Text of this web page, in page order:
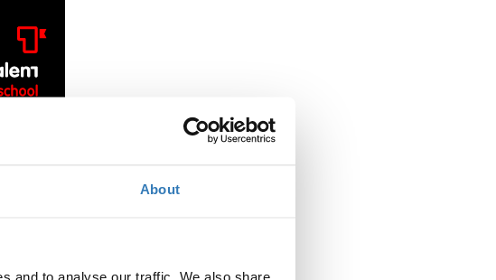
About
and to analyse our traffic. We also share